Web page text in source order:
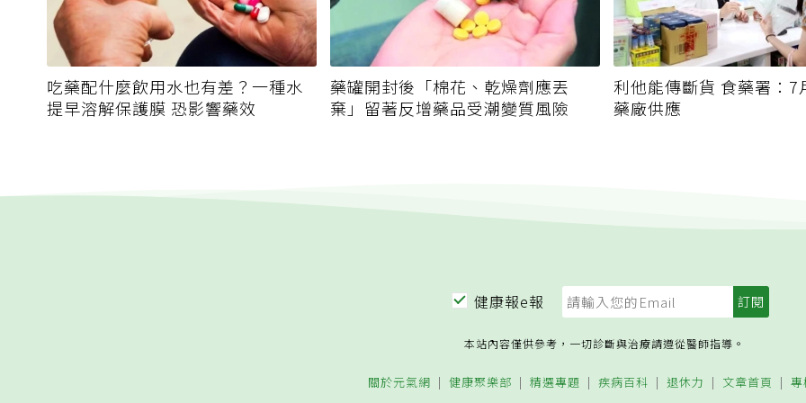
吃藥配什麼飲用水也有差？一種水
提早溶解保護膜 恐影響藥效
藥罐開封後「棉花、乾燥劑應丟
棄」留著反增藥品受潮變質風險
利他能傳斷貨 食藥署：7
藥廠供應
健康報e報
本站內容僅供參考，一切診斷與治療請遵從醫師指導。
關於元氣網 健康聚樂部 精選專題 疾病百科 退休力 文章首頁